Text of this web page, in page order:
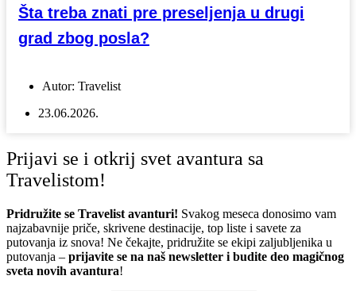
Šta treba znati pre preseljenja u drugi
grad zbog posla?
Autor: Travelist
23.06.2026.
Prijavi se i otkrij svet avantura sa
Travelistom!
Pridružite se Travelist avanturi! Svakog meseca donosimo vam
najzabavnije priče, skrivene destinacije, top liste i savete za
putovanja iz snova! Ne čekajte, pridružite se ekipi zaljubljenika u
putovanja – prijavite se na naš newsletter i budite deo magičnog
sveta novih avantura!